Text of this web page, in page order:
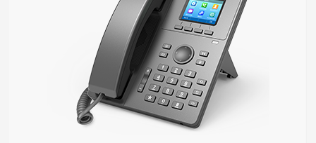
● 2条SIP线路
● 2.4英寸320*240像素彩色液晶屏，带背光7级可调
● 高清语音，支持G.722和Opus等宽频编解码
● 集成4GLTE模块，提供1个卡槽外插SIM卡
● 百兆双网口
● 壁挂式，2个可调节角度支架